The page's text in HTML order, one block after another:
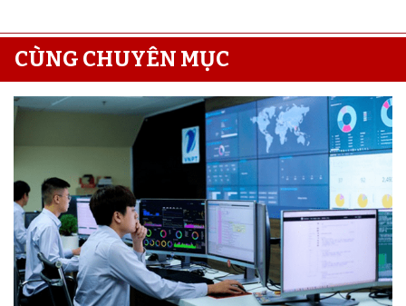
CÙNG CHUYÊN MỤC